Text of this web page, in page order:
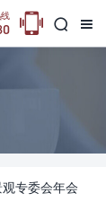



专委会年会